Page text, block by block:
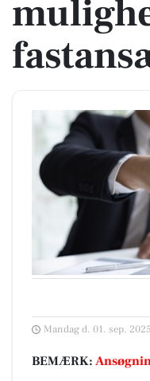
Mandag d. 01. sep.
BEMÆRK: